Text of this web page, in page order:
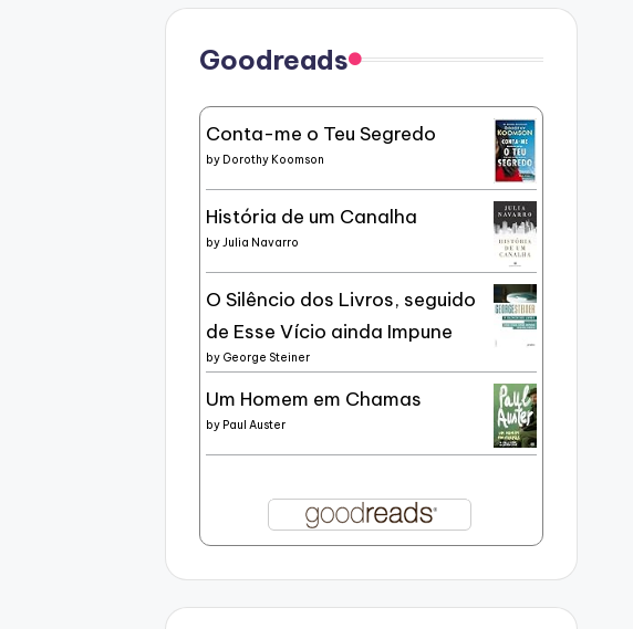
Goodreads
Conta-me o Teu Segredo
by Dorothy Koomson
História de um Canalha
by Julia Navarro
O Silêncio dos Livros, seguido
de Esse Vício ainda Impune
by George Steiner
Um Homem em Chamas
by Paul Auster